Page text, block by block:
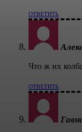
ОТВЕТИТЬ
Что ж их
ОТВЕТИТЬ